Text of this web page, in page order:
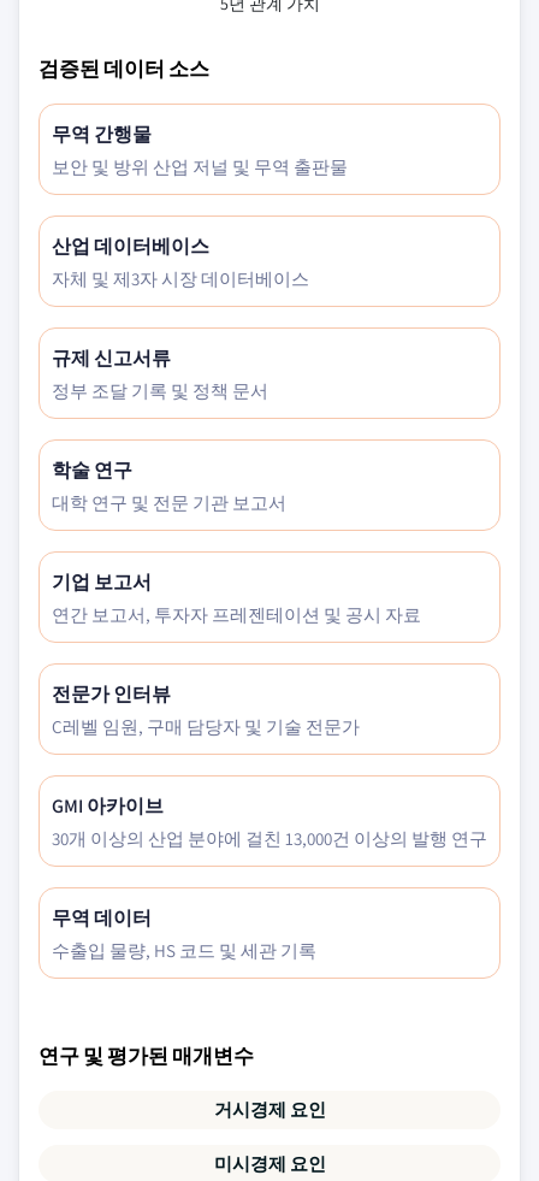
검증된 데이터 소스
무역 간행물
보안 및 방위 산업 저널 및 무역 출판물
산업 데이터베이스
자체 및 제3자 시장 데이터베이스
규제 신고서류
정부 조달 기록 및 정책 문서
학술 연구
대학 연구 및 전문 기관 보고서
기업 보고서
연간 보고서, 투자자 프레젠테이션 및 공시 자료
전문가 인터뷰
C레벨 임원, 구매 담당자 및 기술 전문가
GMI 아카이브
30개 이상의 산업 분야에 걸친 13,000건 이상의 발행 연구
무역 데이터
수출입 물량, HS 코드 및 세관 기록
연구 및 평가된 매개변수
거시경제 요인
미시경제 요인